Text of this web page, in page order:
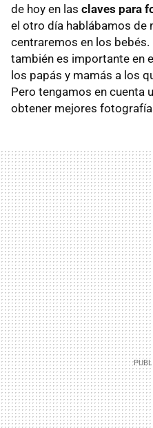
de hoy en las claves para
el otro día hablábamos de
centraremos en los bebés.
también es importante en
los papás y mamás a los
Pero tengamos en cuenta
obtener mejores